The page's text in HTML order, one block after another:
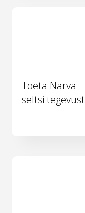
Toeta Narva
seltsi tegevust